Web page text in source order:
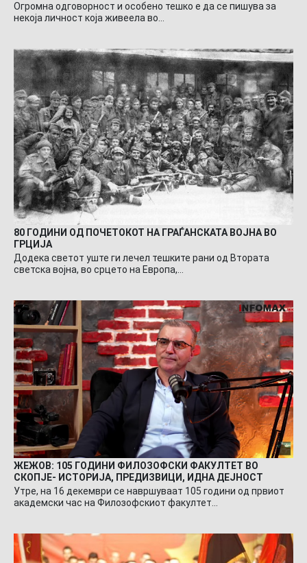
Огромна одговорност и особено тешко е да се пишува за
некоја личност која живеела во…
80 ГОДИНИ ОД ПОЧЕТОКОТ НА ГРАЃАНСКАТА ВОЈНА ВО
ГРЦИЈА
Додека светот уште ги лечел тешките рани од Втората
светска војна, во срцето на Европа,…
ЖЕЖОВ: 105 ГОДИНИ ФИЛОЗОФСКИ ФАКУЛТЕТ ВО
СКОПЈЕ- ИСТОРИЈА, ПРЕДИЗВИЦИ, ИДНА ДЕЈНОСТ
Утре, на 16 декември се навршуваат 105 години од првиот
академски час на Филозофскиот факултет…